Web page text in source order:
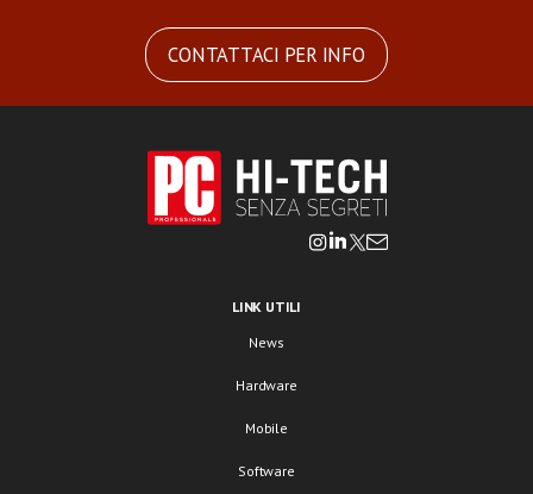
CONTATTACI PER INFO
LINK UTILI
News
Hardware
Mobile
Software